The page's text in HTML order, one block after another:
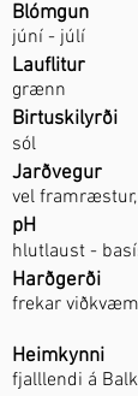
Blómgun
júní - júlí
Lauflitur
grænn
Birtuskilyrði
sól
Jarðvegur
vel
pH
hlutlaust -
Harðgerði
frekar
Heimkynni
fjalllendi á